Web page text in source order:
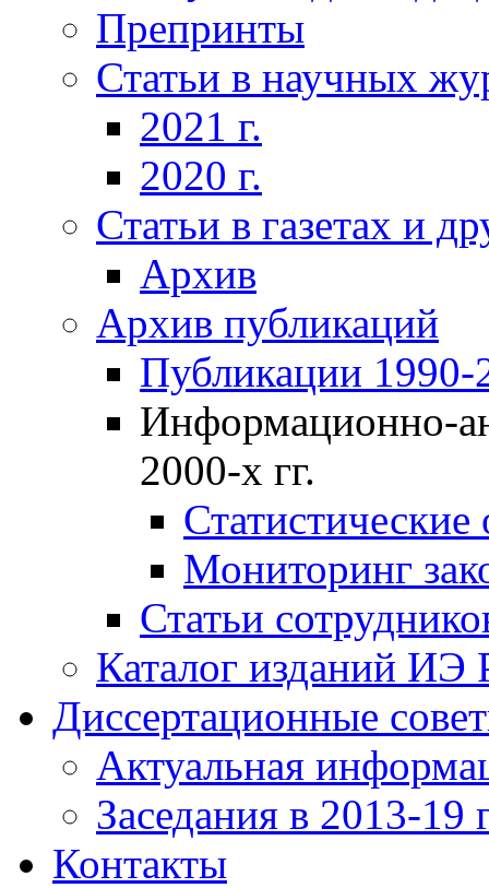
Препринты
Статьи в научных
2021 г.
2020 г.
Статьи в газетах и
Архив
Архив публикаций
Публикации 1990-
Информационно-
2000-х гг.
Мониторинг
Статьи
Каталог изданий ИЭ
Диссертационные
Актуальная
Заседания в 2013-19
Контакты